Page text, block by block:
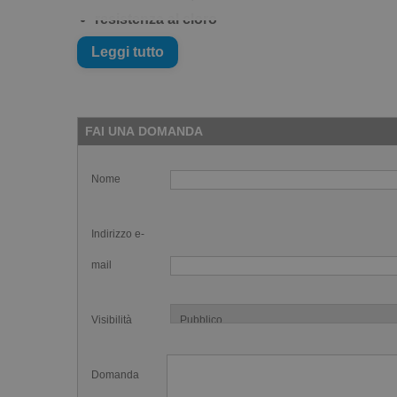
resistenza al cloro
cuciture rinforzate
Leggi tutto
FAI UNA DOMANDA
Nome
Indirizzo e-
mail
Visibilità
Domanda